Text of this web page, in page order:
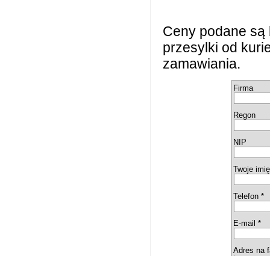
Ceny podane są
przesylki od
zamawiania.
Firma
Regon
NIP
Twoje
Telefon *
E-mail *
Adres na